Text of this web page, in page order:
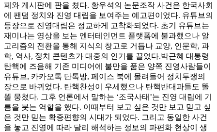
페와 게시판에 판을 쳤다. 황우석의 논문조작 사건은 한국사회
에 팬덤 정치와 진영 대립을 보여주는 예고편이었다. 유튜브의
등장으로 진영대립은 정교하게 고착화되었다. 초기 유튜브는
재미나는 영상을 보는 엔터테인먼트 플랫폼에 불과했으나 알
고리즘의 전환을 통해 지식의 창고로 거듭나 교양, 인문학, 과
학, 역사, 정치 콘텐츠가 대중의 인기를 끌었다.박근혜 대통령
탄핵에 즈음해 기존 미디어에 불만을 품은 양쪽 진영사람들이
유튜브, 카카오톡 단톡방, 페이스 북에 몰려들어 정치투쟁의
장으로 바뀌었다. 탄핵찬성이 우세했으나 탄핵반대파들도 똘
똘 뭉쳤다. 그후 언론에서 말하는 ‘조국사태’는 진영 대립에 기
름을 붓는 역할을 했다. 이때부터 보고 싶은 것만 보고 믿고 싶
은 것만 믿는 확증편향의 시대가 되었다. 그리고 동일한 사건
을 놓고 진영에 따라 달리 해석하는 정보의 파편화 현상이 생